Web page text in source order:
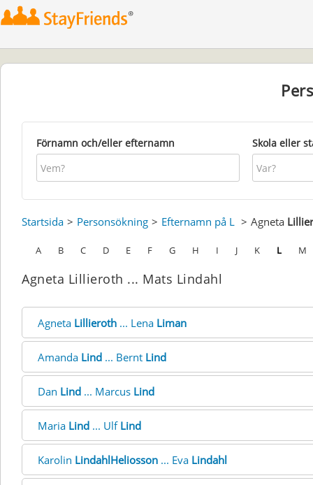
Förnamn och/eller efternamn Skola eller
Startsida Personsökning Efternamn på L Agneta
A B C D E F G H I J K L M
Agneta Lillieroth ... Mats Lindahl
Agneta Lillieroth ... Lena Liman
Amanda Lind ... Bernt Lind
Dan Lind ... Marcus Lind
Maria Lind ... Ulf Lind
Karolin LindahlHeliosson ... Eva Lindahl